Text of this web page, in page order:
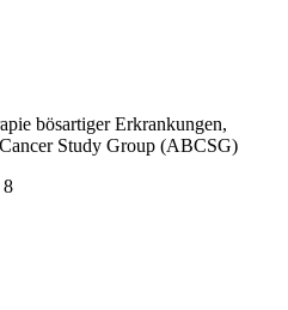
bösartiger Erkrankungen,
Study Group (ABCSG)
8